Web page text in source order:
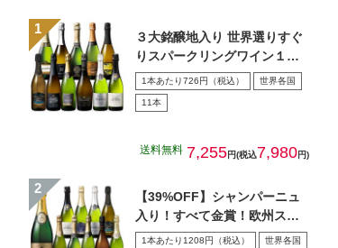
３大銘醸地入り 世界選りすぐ
りスパークリングワイン１１
本セット 第４３弾
1本あたり726円（税込） 世界各国
11本
送料無料 7,255円(税込7,980円)
【39%OFF】シャンパーニュ
入り！すべて金賞！欧州スパ
ークリング10本セット …
1本あたり1208円（税込） 世界各国